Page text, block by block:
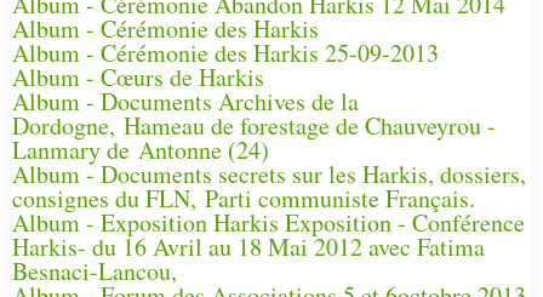
Album - Cérémonie des Harkis
Album - Cérémonie des Harkis 25-09-2013
Album - Cœurs de Harkis
Album - Documents Archives de la
Dordogne, Hameau de forestage de Chauveyrou -
Lanmary de Antonne (24)
Album - Documents secrets sur les Harkis, dossiers,
consignes du FLN, Parti communiste Français.
Album - Exposition Harkis Exposition - Conférence
Harkis- du 16 Avril au 18 Mai 2012 avec Fatima
Besnaci-Lancou,